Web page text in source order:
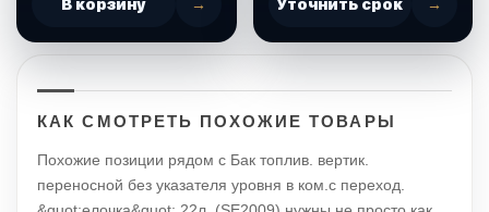
В корзину → Уточнить срок →
КАК СМОТРЕТЬ ПОХОЖИЕ ТОВАРЫ
Похожие позиции рядом с Бак топлив. вертик.
переносной без указателя уровня в ком.с переход.